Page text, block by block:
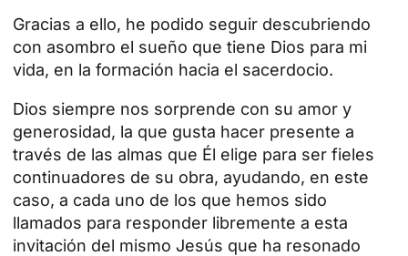
Gracias a ello, he podido seguir descubriendo
con asombro el sueño que tiene Dios para mi
vida, en la formación hacia el sacerdocio.
Dios siempre nos sorprende con su amor y
generosidad, la que gusta hacer presente a
través de las almas que Él elige para ser fieles
continuadores de su obra, ayudando, en este
caso, a cada uno de los que hemos sido
llamados para responder libremente a esta
invitación del mismo Jesús que ha resonado